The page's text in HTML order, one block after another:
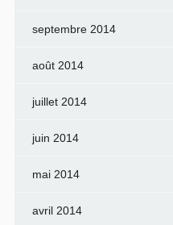
septembre 2014
août 2014
juillet 2014
juin 2014
mai 2014
avril 2014